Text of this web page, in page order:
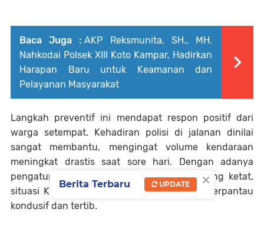
Baca Juga : AKP Reksmunita, SH., MH.
Nahkodai Polsek XIII Koto Kampar, Hadirkan
Harapan Baru untuk Keamanan dan
Pelayanan Masyarakat
Langkah preventif ini mendapat respon positif dari
warga setempat. Kehadiran polisi di jalanan dinilai
sangat membantu, mengingat volume kendaraan
meningkat drastis saat sore hari. Dengan adanya
pengaturan lalu lintas dan pengawasan yang ketat,
situasi Kamtibmas di wilayah Tapung Hulu terpantau
kondusif dan tertib.
×
Berita Terbaru UPDATE